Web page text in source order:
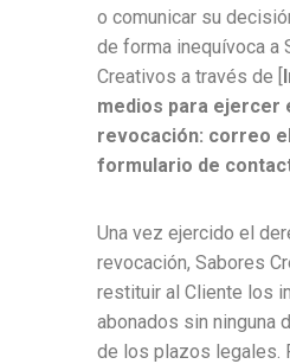
o comunicar su
de forma inequívoca a
Creativos a través de [
medios para ejercer
revocación: correo
formulario de
Una vez ejercido el
revocación, Sabores
restituir al Cliente los
abonados sin ninguna
de los plazos legales.